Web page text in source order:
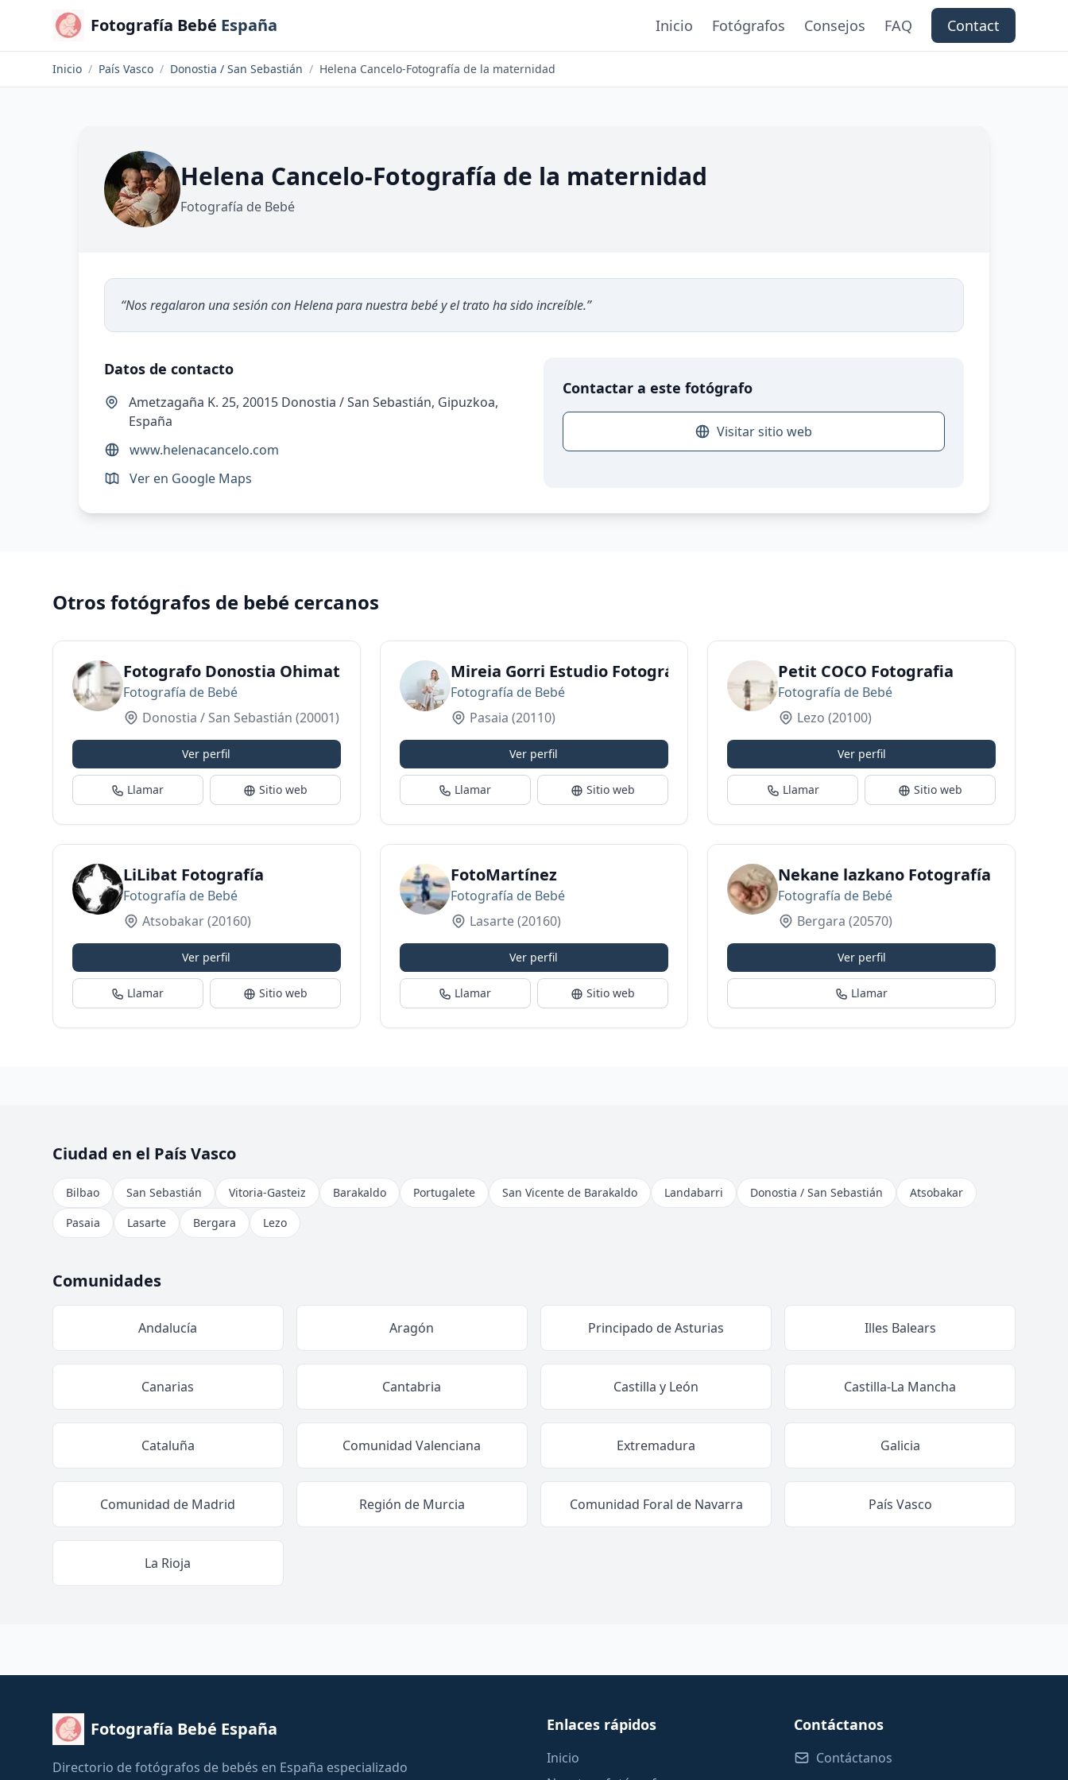
Fotografía Bebé España Inicio Fotógrafos Consejos FAQ Contact
Inicio / País Vasco / Donostia / San Sebastián / Helena Cancelo-Fotografía de la maternidad
Helena Cancelo-Fotografía de la maternidad
Fotografía de Bebé
“Nos regalaron una sesión con Helena para nuestra bebé y el trato ha sido increíble.”
Datos de contacto
Ametzagaña K. 25, 20015 Donostia / San Sebastián, Gipuzkoa,
España
www.helenacancelo.com
Ver en Google Maps
Contactar a este fotógrafo
Visitar sitio web
Otros fotógrafos de bebé cercanos
Fotografo Donostia Ohimat
Fotografía de Bebé
Donostia / San Sebastián (20001)
Ver perfil
Llamar Sitio web
Mireia Gorri Estudio Fotográfico
Fotografía de Bebé
Pasaia (20110)
Ver perfil
Llamar Sitio web
Petit COCO Fotografia
Fotografía de Bebé
Lezo (20100)
Ver perfil
Llamar Sitio web
LiLibat Fotografía
Fotografía de Bebé
Atsobakar(20160)
Ver perfil
Llamar Sitio web
FotoMartínez
Fotografía de Bebé
Lasarte(20160)
Ver perfil
Llamar Sitio web
Nekane lazkano Fotografía
Fotografía de Bebé
Bergara (20570)
Ver perfil
Llamar
Ciudad en el País Vasco
Bilbao San Sebastián Vitoria-Gasteiz Barakaldo Portugalete San Vicente de Barakaldo Landabarri Donostia / San Sebastián
Atsobakar
Pasaia
Lasarte Bergara Lezo
Comunidades
Andalucía Aragón Principado de Asturias Illes Balears
Canarias Cantabria Castilla y León Castilla-La Mancha
Cataluña Comunidad Valenciana Extremadura Galicia
Comunidad de Madrid Región de Murcia Comunidad Foral de Navarra País Vasco
La Rioja
Fotografía Bebé España
Directorio de fotógrafos de bebés en España especializado
Enlaces rápidos
Inicio
Contáctanos
Contáctanos